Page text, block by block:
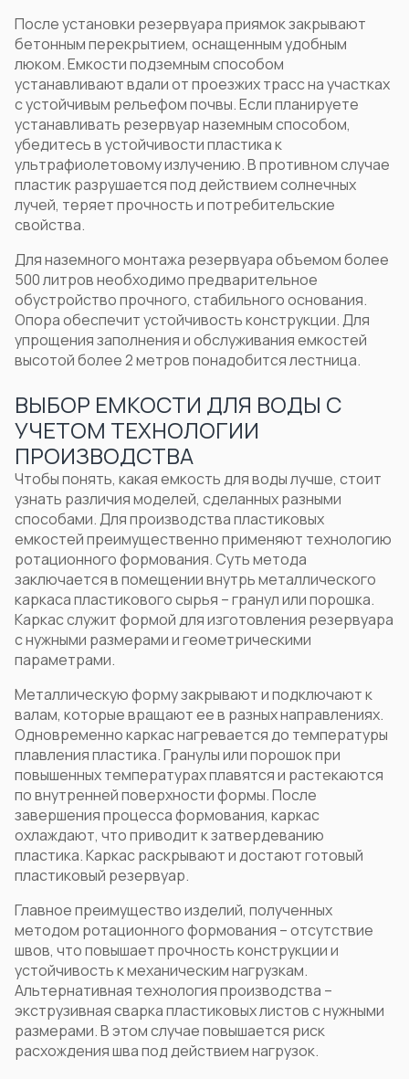
После установки резервуара приямок закрывают
бетонным перекрытием, оснащенным удобным
люком. Емкости подземным способом
устанавливают вдали от проезжих трасс на участках
с устойчивым рельефом почвы. Если планируете
устанавливать резервуар наземным способом,
убедитесь в устойчивости пластика к
ультрафиолетовому излучению. В противном случае
пластик разрушается под действием солнечных
лучей, теряет прочность и потребительские
свойства.
Для наземного монтажа резервуара объемом более
500 литров необходимо предварительное
обустройство прочного, стабильного основания.
Опора обеспечит устойчивость конструкции. Для
упрощения заполнения и обслуживания емкостей
высотой более 2 метров понадобится лестница.
ВЫБОР ЕМКОСТИ ДЛЯ ВОДЫ С
УЧЕТОМ ТЕХНОЛОГИИ
ПРОИЗВОДСТВА
Чтобы понять, какая емкость для воды лучше, стоит
узнать различия моделей, сделанных разными
способами. Для производства пластиковых
емкостей преимущественно применяют технологию
ротационного формования. Суть метода
заключается в помещении внутрь металлического
каркаса пластикового сырья – гранул или порошка.
Каркас служит формой для изготовления резервуара
с нужными размерами и геометрическими
параметрами.
Металлическую форму закрывают и подключают к
валам, которые вращают ее в разных направлениях.
Одновременно каркас нагревается до температуры
плавления пластика. Гранулы или порошок при
повышенных температурах плавятся и растекаются
по внутренней поверхности формы. После
завершения процесса формования, каркас
охлаждают, что приводит к затвердеванию
пластика. Каркас раскрывают и достают готовый
пластиковый резервуар.
Главное преимущество изделий, полученных
методом ротационного формования – отсутствие
швов, что повышает прочность конструкции и
устойчивость к механическим нагрузкам.
Альтернативная технология производства –
экструзивная сварка пластиковых листов с нужными
размерами. В этом случае повышается риск
расхождения шва под действием нагрузок.